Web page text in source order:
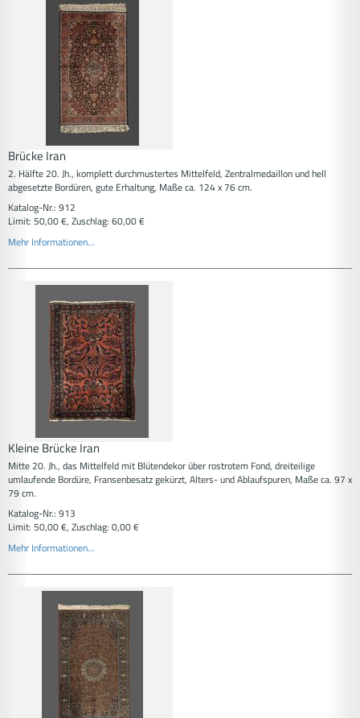
Brücke Iran
2. Hälfte 20. Jh., komplett durchmustertes Mittelfeld, Zentralmedaillon und hell
abgesetzte Bordüren, gute Erhaltung, Maße ca. 124 x 76 cm.
Katalog-Nr.: 912
Limit: 50,00 €, Zuschlag: 60,00 €
Mehr Informationen...
Kleine Brücke Iran
Mitte 20. Jh., das Mittelfeld mit Blütendekor über rostrotem Fond, dreiteilige
umlaufende Bordüre, Fransenbesatz gekürzt, Alters- und Ablaufspuren, Maße ca. 97 x
79 cm.
Katalog-Nr.: 913
Limit: 50,00 €, Zuschlag: 0,00 €
Mehr Informationen...